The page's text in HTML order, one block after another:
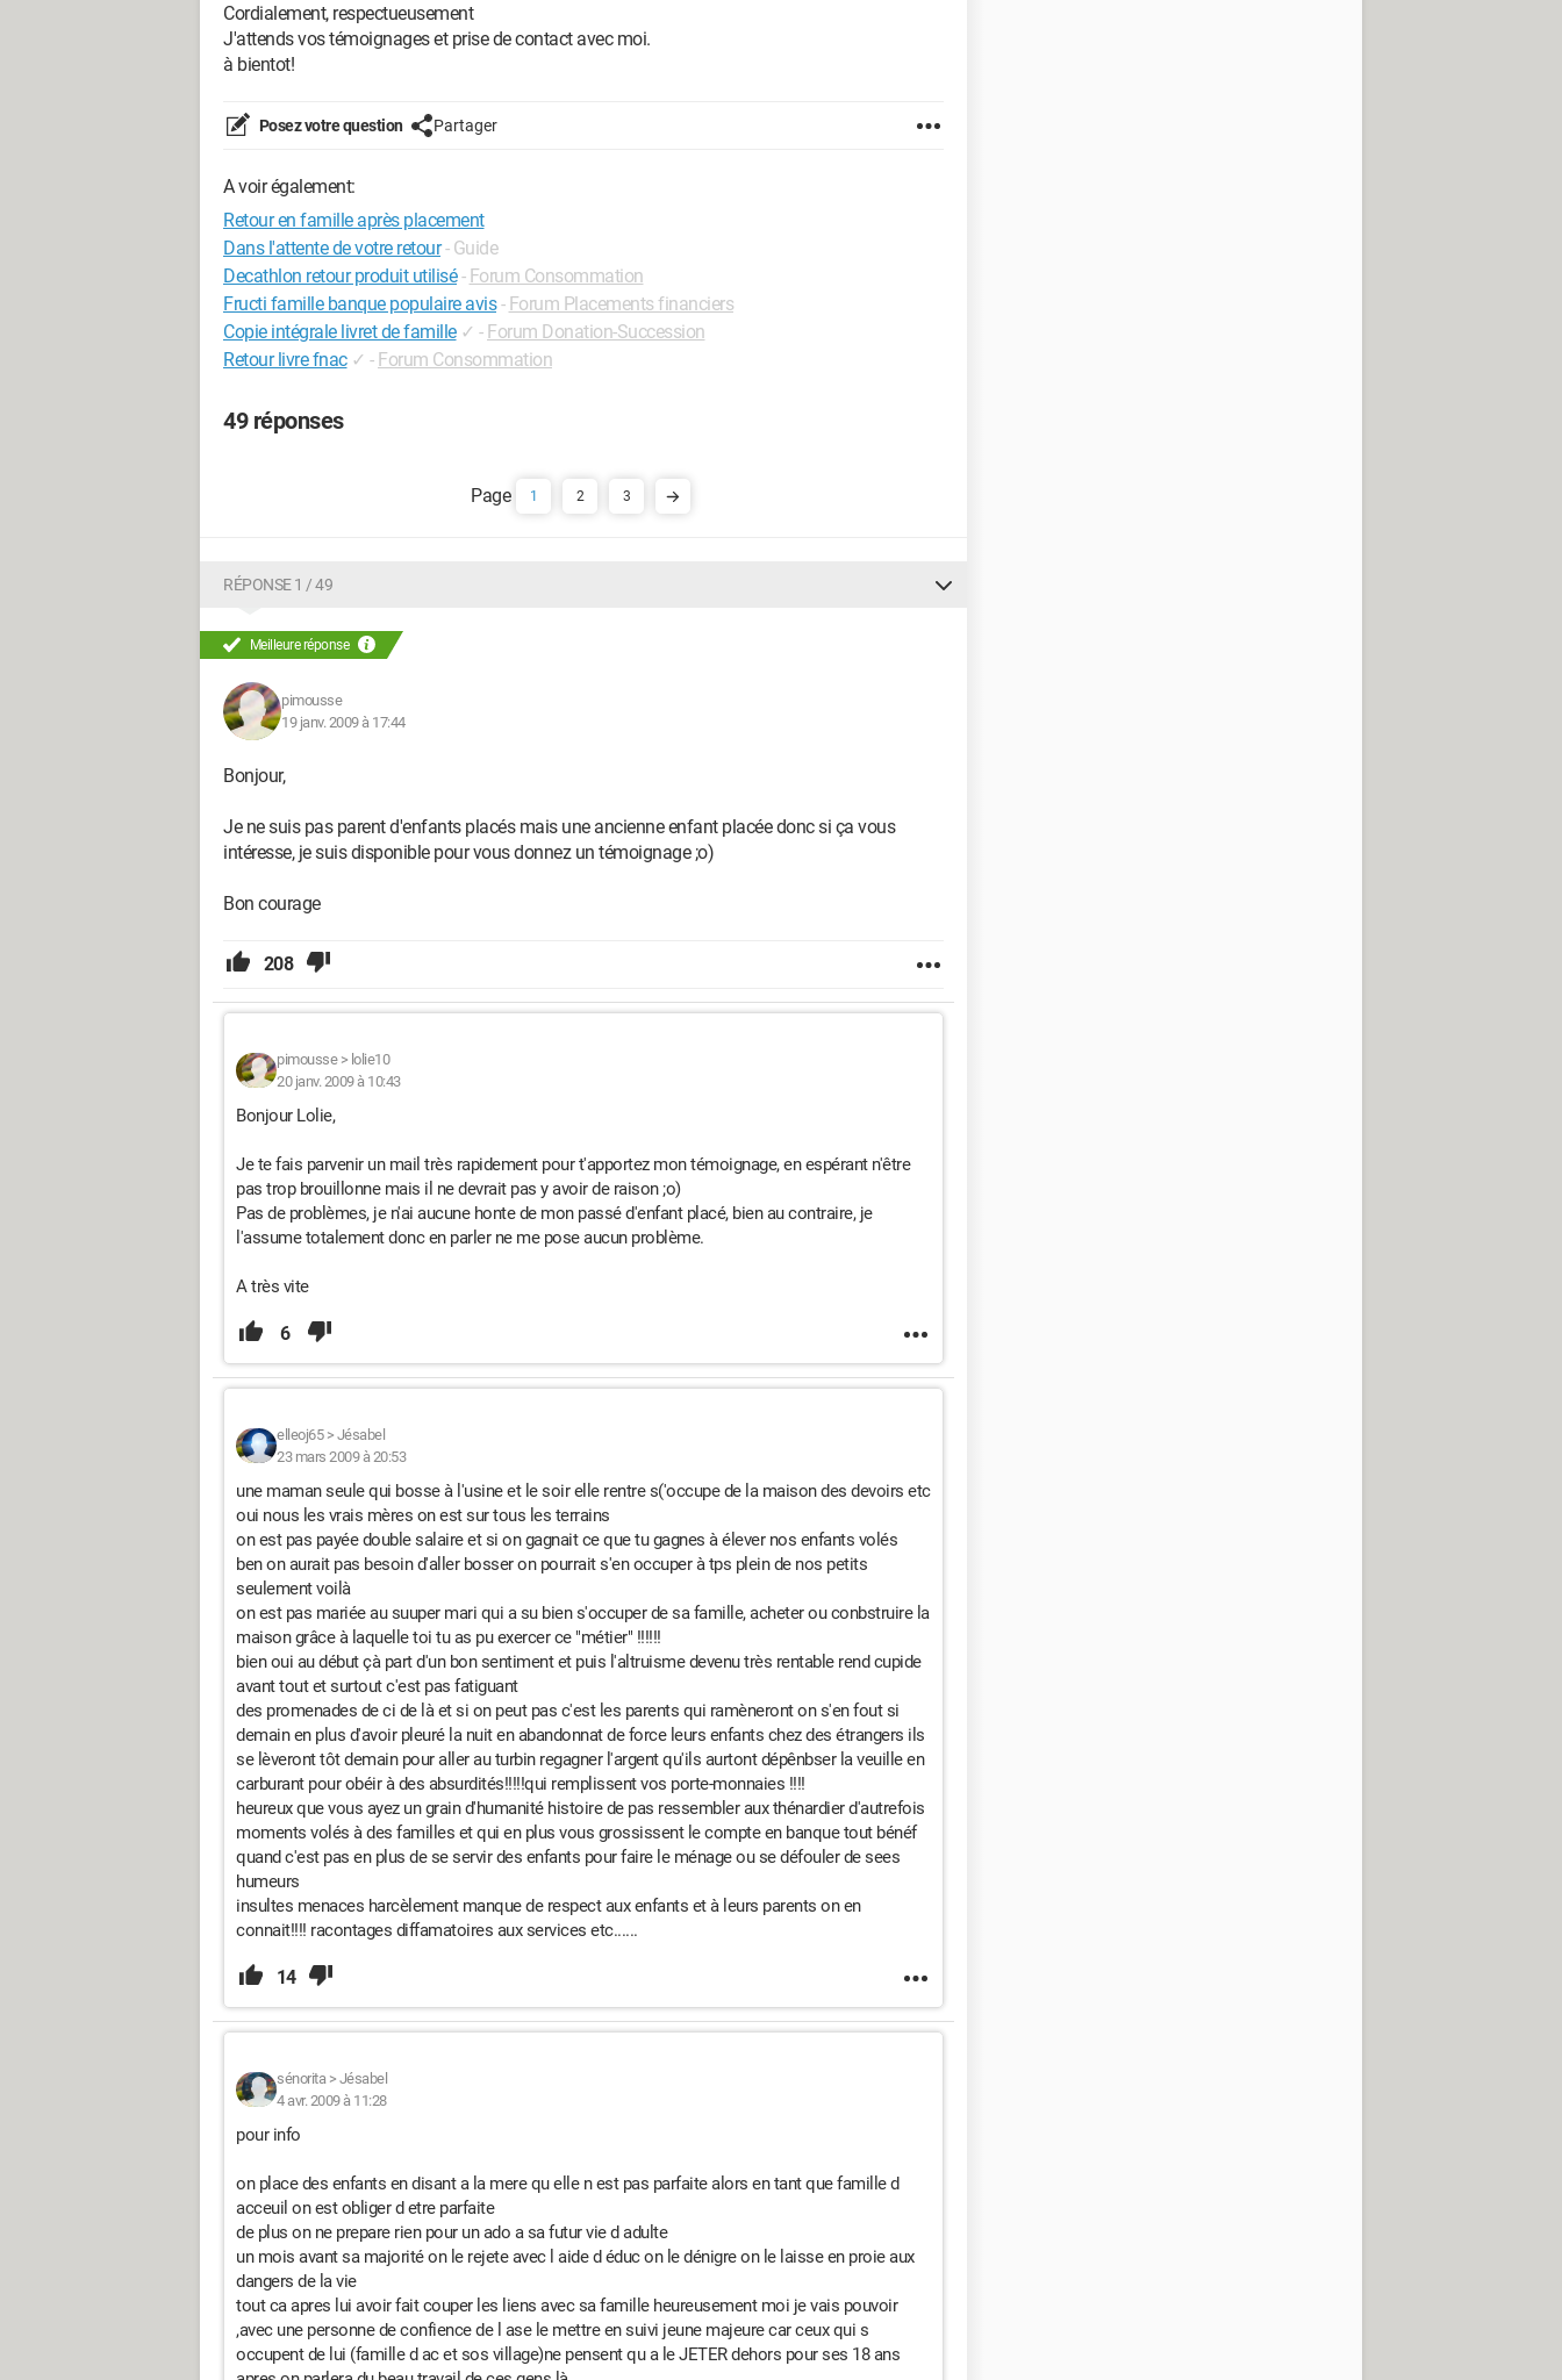
Cordialement, respectueusement
J'attends vos témoignages et prise de contact avec moi.
à bientot!
Posez votre question Partager
A voir également:
Retour en famille après placement
Dans l'attente de votre retour - Guide
Decathlon retour produit utilisé - Forum Consommation
Fructi famille banque populaire avis - Forum Placements financiers
Copie intégrale livret de famille ✓ - Forum Donation-Succession
Retour livre fnac ✓ - Forum Consommation
49 réponses
1 2 3
RÉPONSE 1 / 49
Meilleure réponse
pimousse
19 janv. 2009 à 17:44
Bonjour,
Je ne suis pas parent d'enfants placés mais une ancienne enfant placée donc si ça vous
intéresse, je suis disponible pour vous donnez un témoignage ;o)
Bon courage
208
pimousse> lolie10
20 janv. 2009 à 10:43
Bonjour Lolie,
Je te fais parvenir un mail très rapidement pour t'apportez mon témoignage, en espérant n'être
pas trop brouillonne mais il ne devrait pas y avoir de raison ;o)
Pas de problèmes, je n'ai aucune honte de mon passé d'enfant placé, bien au contraire, je
l'assume totalement donc en parler ne me pose aucun problème.
A très vite
6
elleoj65> Jésabel
23 mars 2009 à 20:53
une maman seule qui bosse à l'usine et le soir elle rentre s('occupe de la maison des devoirs etc
oui nous les vrais mères on est sur tous les terrains
on est pas payée double salaire et si on gagnait ce que tu gagnes à élever nos enfants volés
ben on aurait pas besoin d'aller bosser on pourrait s'en occuper à tps plein de nos petits
seulement voilà
on est pas mariée au suuper mari qui a su bien s'occuper de sa famille, acheter ou conbstruire la
maison grâce à laquelle toi tu as pu exercer ce "métier" !!!!!!
bien oui au début çà part d'un bon sentiment et puis l'altruisme devenu très rentable rend cupide
avant tout et surtout c'est pas fatiguant
des promenades de ci de là et si on peut pas c'est les parents qui ramèneront on s'en fout si
demain en plus d'avoir pleuré la nuit en abandonnat de force leurs enfants chez des étrangers ils
se lèveront tôt demain pour aller au turbin regagner l'argent qu'ils aurtont dépênbser la veuille en
carburant pour obéir à des absurdités!!!!!qui remplissent vos porte-monnaies !!!!
heureux que vous ayez un grain d'humanité histoire de pas ressembler aux thénardier d'autrefois
moments volés à des familles et qui en plus vous grossissent le compte en banque tout bénéf
quand c'est pas en plus de se servir des enfants pour faire le ménage ou se défouler de sees
humeurs
insultes menaces harcèlement manque de respect aux enfants et à leurs parents on en
connait!!!! racontages diffamatoires aux services etc......
14
sénorita> Jésabel
4 avr. 2009 à 11:28
pour info
on place des enfants en disant a la mere qu elle n est pas parfaite alors en tant que famille d
acceuil on est obliger d etre parfaite
de plus on ne prepare rien pour un ado a sa futur vie d adulte
un mois avant sa majorité on le rejete avec l aide d éduc on le dénigre on le laisse en proie aux
dangers de la vie
tout ca apres lui avoir fait couper les liens avec sa famille heureusement moi je vais pouvoir
,avec une personne de confience de l ase le mettre en suivi jeune majeure car ceux qui s
occupent de lui (famille d ac et sos village)ne pensent qu a le JETER dehors pour ses 18 ans